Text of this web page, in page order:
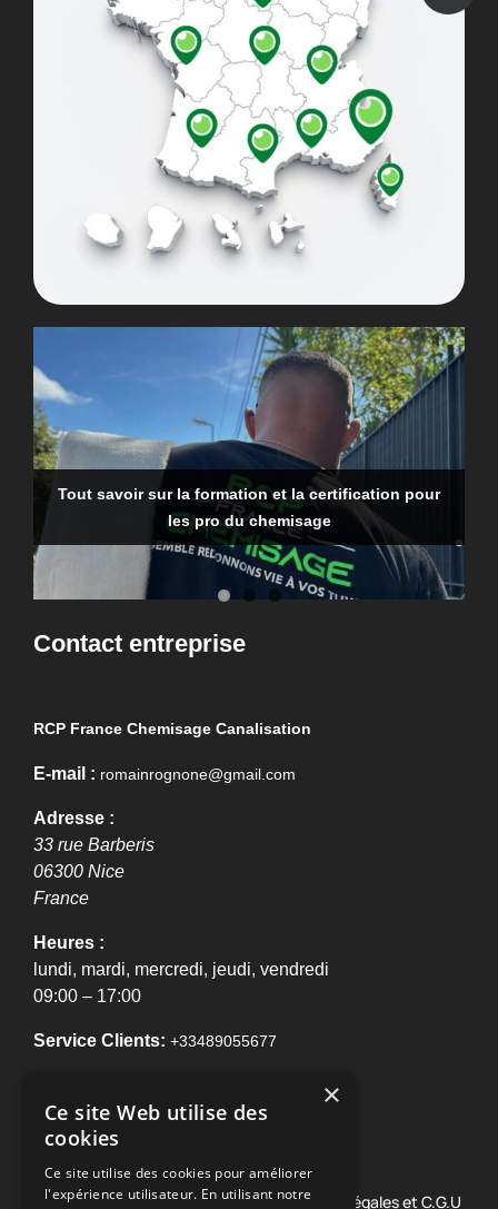
Tout savoir sur la formation et la certification pour
les pro du chemisage
Qui doit faire la recherche de fuite en copropriété ?
Recherche d’une fuite d’eau dans une canalisation
enterrée : comment faire ?
Contact entreprise
RCP France Chemisage Canalisation
E-mail : romainrognone@gmail.com
Adresse :
33 rue Barberis
06300 Nice
France
Heures :
lundi, mardi, mercredi, jeudi, vendredi
09:00 – 17:00
Service Clients: +33489055677
© 2026 RCP France Chemisage •Mentions légales et C.G.U
×
Ce site Web utilise des
cookies
Ce site utilise des cookies pour améliorer
l'expérience utilisateur. En utilisant notre